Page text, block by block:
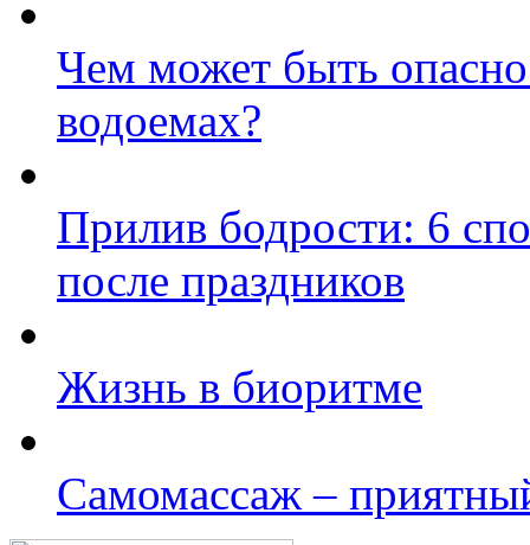
Чем может быть
водоемах?
Прилив бодрости: 6
после праздников
Жизнь в биоритме
Самомассаж –